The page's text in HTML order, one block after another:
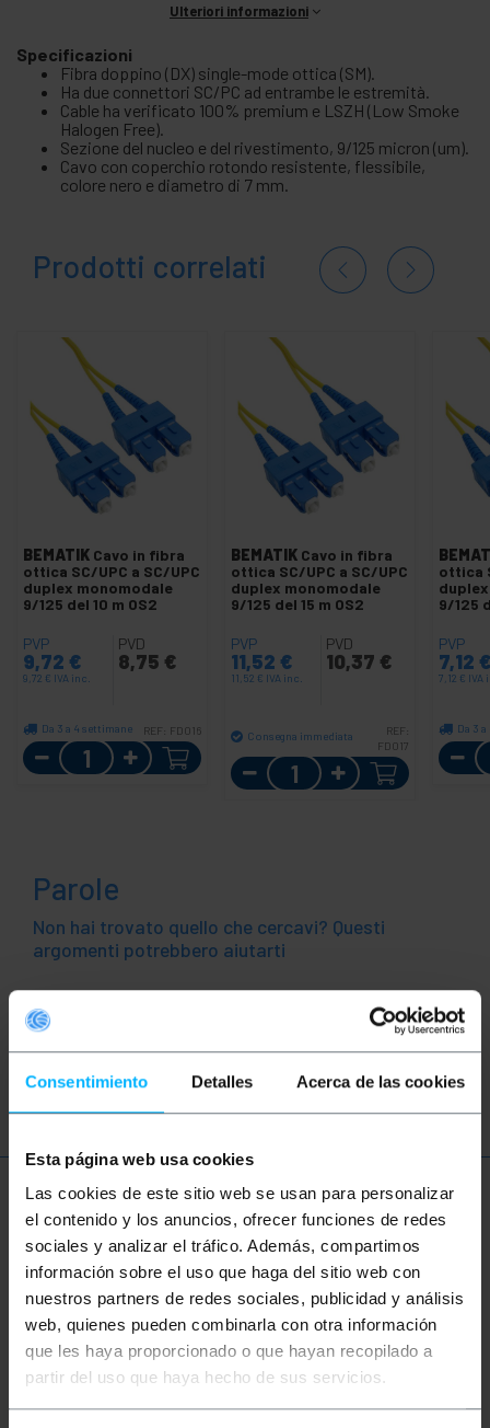
Consentimiento Detalles Acerca de las cookies
Esta página web usa cookies
Las cookies de este sitio web se usan para personalizar
el contenido y los anuncios, ofrecer funciones de redes
sociales y analizar el tráfico. Además, compartimos
información sobre el uso que haga del sitio web con
nuestros partners de redes sociales, publicidad y análisis
web, quienes pueden combinarla con otra información
que les haya proporcionado o que hayan recopilado a
partir del uso que haya hecho de sus servicios.
Ulteriori informazioni
Specificazioni
Fibra doppino (DX) single-mode ottica (SM).
Ha due connettori SC/PC ad entrambe le estremità.
Cable ha verificato 100% premium e LSZH (Low Smoke
Halogen Free).
Sezione del nucleo e del rivestimento, 9/125 micron (um).
Cavo con coperchio rotondo resistente, flessibile,
colore nero e diametro di 7 mm.
Prodotti correlati
BEMATIK Cavo in fibra
ottica SC/UPC a SC/UPC
duplex monomodale
9/125 del 10 m OS2
PVP
9,72 €
9,72 € IVA inc.
PVD
8,75 €
Da 3 a 4 settimane REF: FD016
Quantità
BEMATIK Cavo in fibra
ottica SC/UPC a SC/UPC
duplex monomodale
9/125 del 15 m OS2
PVP
11,52 €
11,52 € IVA inc.
PVD
10,37 €
Consegna immediata
REF:
FD017
Quantità
ottica
9/125
PVP
7,12 €
7,12 € IVA
Da 3
Parole
Non hai trovato quello che cercavi? Questi
argomenti potrebbero aiutarti
patch
ftth fibra ottica gigabit
Ulteriori informazioni
Descrizione
Fibra doppino (DX) single-mode ottica (SM). Ha due
connettori SC/PC ad entrambe le estremità. Cable ha
Halogen Free). Sezione del nucleo e del rivestimento,